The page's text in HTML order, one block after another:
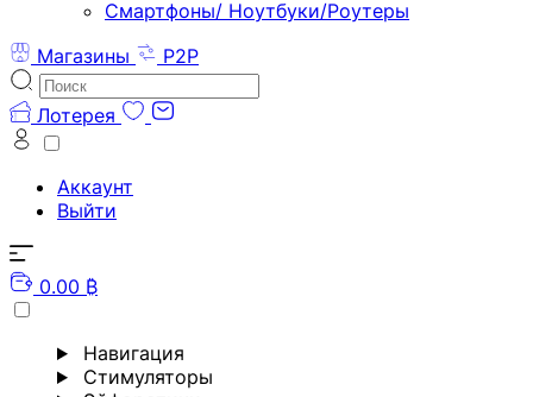
Смартфоны/ Ноутбуки/Роутеры
Магазины
P2P
Лотерея
Аккаунт
Выйти
0.00 ₿
Навигация
Стимуляторы